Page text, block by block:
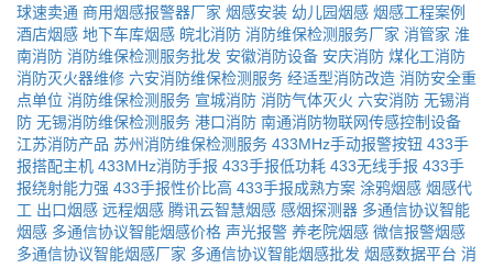
球速卖通 商用烟感报警器厂家 烟感安装 幼儿园烟感 烟感工程案例
酒店烟感 地下车库烟感 皖北消防 消防维保检测服务厂家 消管家 淮
南消防 消防维保检测服务批发 安徽消防设备 安庆消防 煤化工消防
消防灭火器维修 六安消防维保检测服务 经适型消防改造 消防安全重
点单位 消防维保检测服务 宣城消防 消防气体灭火 六安消防 无锡消
防 无锡消防维保检测服务 港口消防 南通消防物联网传感控制设备
江苏消防产品 苏州消防维保检测服务 433MHz手动报警按钮 433手
报搭配主机 433MHz消防手报 433手报低功耗 433无线手报 433手
报绕射能力强 433手报性价比高 433手报成熟方案 涂鸦烟感 烟感代
工 出口烟感 远程烟感 腾讯云智慧烟感 感烟探测器 多通信协议智能
烟感 多通信协议智能烟感价格 声光报警 养老院烟感 微信报警烟感
多通信协议智能烟感厂家 多通信协议智能烟感批发 烟感数据平台 消